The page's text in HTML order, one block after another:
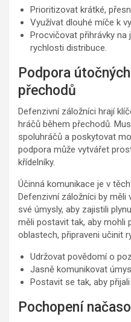
Prioritizovat krátké,
Využívat dlouhé míče k
Procvičovat přihrávky na
rychlosti distribuce.
Podpora
přechodů
Defenzivní záložníci hrají
hráčů během přechodů.
spoluhráčů a poskytovat
podpora může vytvářet
křídelníky.
Účinná komunikace je v
Defenzivní záložníci by
své úmysly, aby zajistili
měli postavit tak, aby mohli
oblastech, připraveni učinit
Udržovat povědomí o
Jasně komunikovat
Postavit se tak, aby
Pochopení